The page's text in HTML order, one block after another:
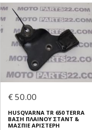
€ 50.00
HUSQVARNA TR 650 TERRA
ΒΑΣΗ ΠΛΑΙΝΟΥ ΣΤΑΝΤ &
ΜΑΣΠΙΕ ΑΡΙΣΤΕΡΗ